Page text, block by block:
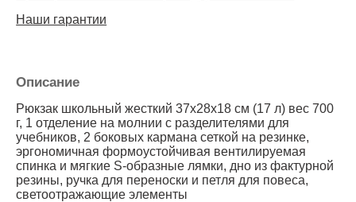
Наши гарантии
Описание
Рюкзак школьный жесткий 37x28x18 см (17 л) вес 700
г, 1 отделение на молнии с разделителями для
учебников, 2 боковых кармана сеткой на резинке,
эргономичная формоустойчивая вентилируемая
спинка и мягкие S-образные лямки, дно из фактурной
резины, ручка для переноски и петля для повеса,
светоотражающие элементы